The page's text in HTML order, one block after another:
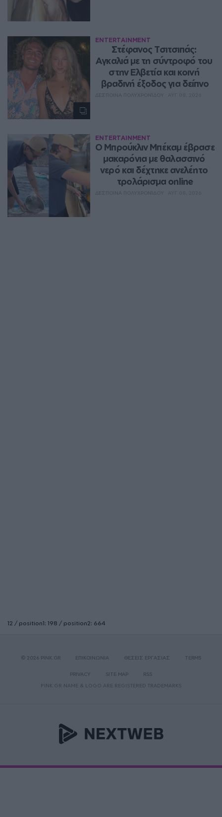
ENTERTAINMENT
Στέφανος Τσιτσιπάς:
Αγκαλιά με τη σύντροφό του
στην Ελβετία και κοινή
βραδινή έξοδος για δείπνο
ENTERTAINMENT
Ο Μπρούκλιν Μπέκαμ έβρασε
μακαρόνια με θαλασσινό
νερό και δέχτηκε ανελέητο
τρολάρισμα online
12 / position1: 198 / position2: 664
© 2026 PINK.GR ΕΠΙΚΟΙΝΩΝΙΑ ΘΕΣΕΙΣ ΕΡΓΑΣΙΑΣ TERMS
PRIVACY SITE MAP
RSS
PINK.GR NAME & LOGO ARE REGISTERED TRADEMARKS